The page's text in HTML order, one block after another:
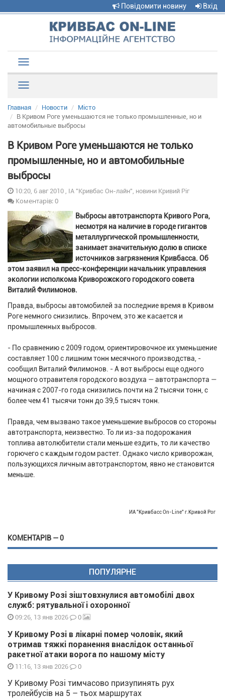
Повідомити новину Вхід
navigation
Главная Новости
Місто
В Кривом Роге уменьшаются не только промышленные, но и
автомобильные выбросы
В Кривом Роге уменьшаются не только
промышленные, но и автомобильные
выбросы
10:20, 6 авг 2010 , ІА "Кривбас Он-лайн", новини Кривий Ріг
Коментарів: 0
Выбросы автотранспорта Кривого Рога,
несмотря на наличие в городе гигантов
металлургической промышленности,
занимает значительную долю в списке
источников загрязнения Кривбасса. Об
этом заявил на пресс-конференции начальник управления
экологии исполкома Криворожского городского совета
Виталий Филимонов.
Правда, выбросы автомобилей за последние время в Кривом
Роге немного снизились. Впрочем, это же касается и
промышленных выбросов.
- По сравнению с 2009 годом, ориентировочное их уменьшение
составляет 100 с лишним тонн месячного производства, -
сообщил Виталий Филимонов. - А вот выбросы еще одного
мощного отравителя городского воздуха — автотранспорта —
начиная с 2007-го года снизились почти на 2 тысячи тонн, с
более чем 41 тысячи тонн до 39,5 тысяч тонн.
Правда, чем вызвано такое уменьшение выбросов со стороны
автотранспорта, неизвестно. То ли из-за подорожания
топлива автолюбители стали меньше ездить, то ли качество
горючего с каждым годом растет. Однако число криворожан,
пользующихся личным автотранспортом, явно не становится
меньше.
ИА "Кривбасс On-Line" г.Кривой Рог
КОМЕНТАРІВ — 0
ПОПУЛЯРНЕ
У Кривому Розі зіштовхнулися автомобілі двох
служб: рятувальної і охоронної
09:26, 13 янв 2026 0
У Кривому Розі в лікарні помер чоловік, який
отримав тяжкі поранення внаслідок останньої
ракетної атаки ворога по нашому місту
11:16, 13 янв 2026 0
У Кривому Розі тимчасово призупинять рух
тролейбусів на 5 – тьох маршрутах